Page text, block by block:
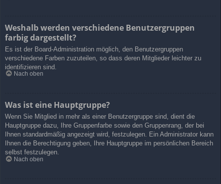
Weshalb werden verschiedene Benutzergruppen
farbig dargestellt?
Es ist der Board-Administration möglich, den Benutzergruppen
verschiedene Farben zuzuteilen, so dass deren Mitglieder leichter zu
identifizieren sind.
Nach oben
Was ist eine Hauptgruppe?
Wenn Sie Mitglied in mehr als einer Benutzergruppe sind, dient die
Hauptgruppe dazu, Ihre Gruppenfarbe sowie den Gruppenrang, der bei
Ihnen standardmäßig angezeigt wird, festzulegen. Ein Administrator kann
Ihnen die Berechtigung geben, Ihre Hauptgruppe im persönlichen Bereich
selbst festzulegen.
Nach oben